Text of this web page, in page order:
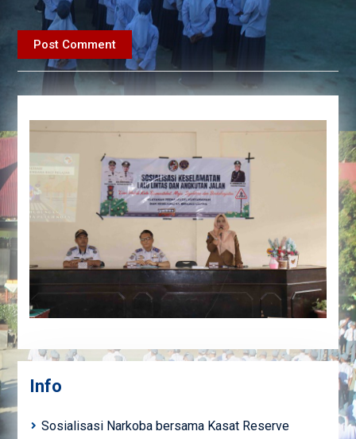
Info
Sosialisasi Narkoba bersama Kasat Reserve